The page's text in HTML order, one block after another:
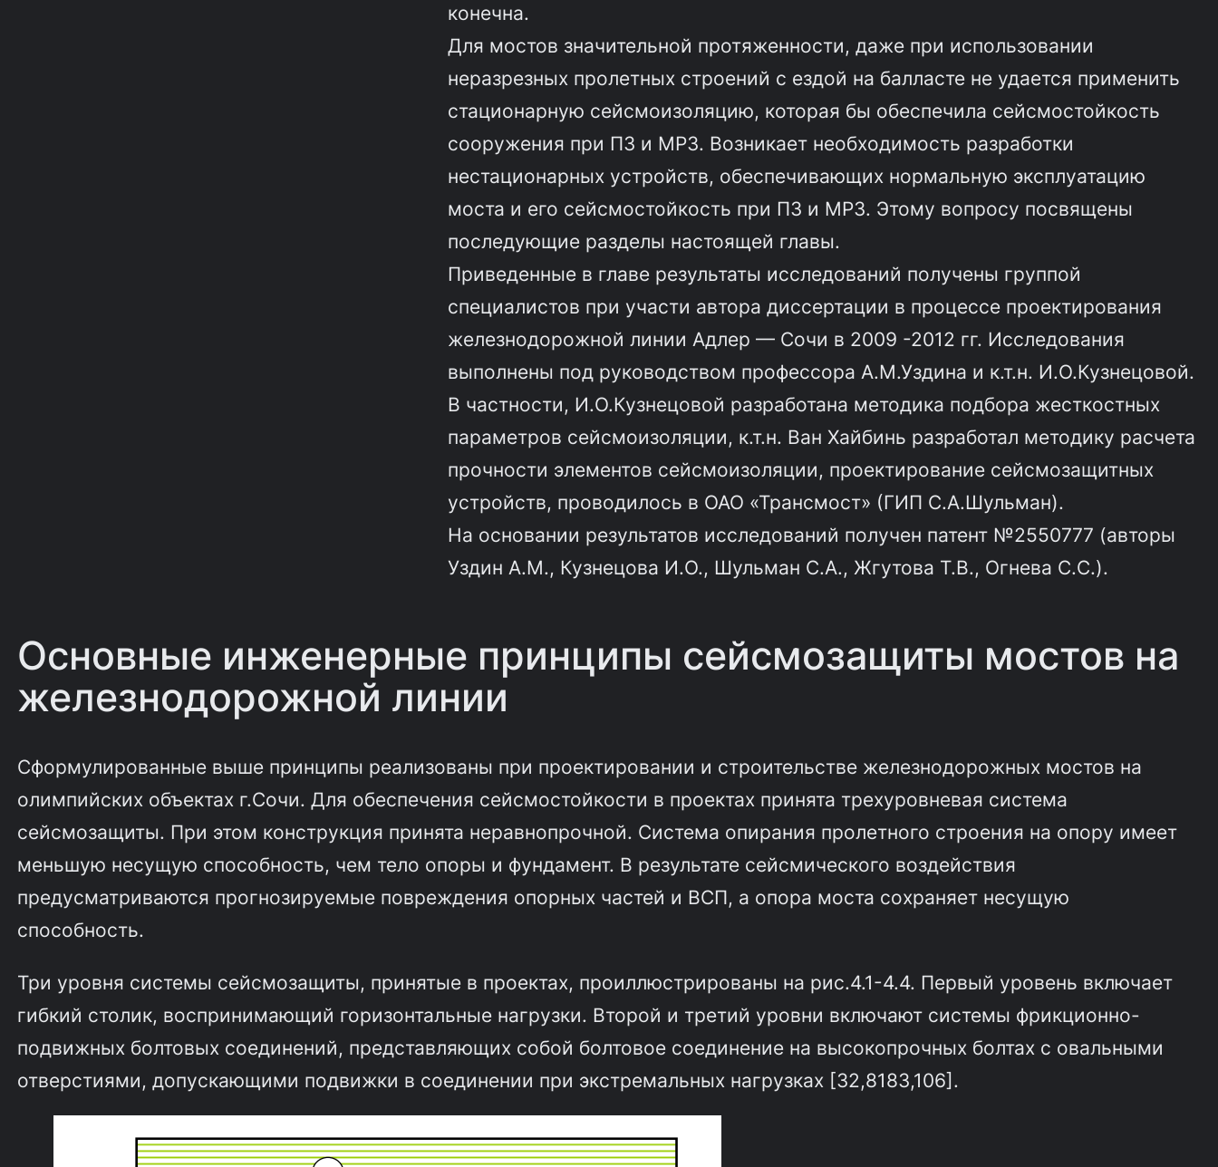
конечна.
Для мостов значительной протяженности, даже при использовании
неразрезных пролетных строений с ездой на балласте не удается применить
стационарную сейсмоизоляцию, которая бы обеспечила сейсмостойкость
сооружения при ПЗ и МРЗ. Возникает необходимость разработки
нестационарных устройств, обеспечивающих нормальную эксплуатацию
моста и его сейсмостойкость при ПЗ и МРЗ. Этому вопросу посвящены
последующие разделы настоящей главы.
Приведенные в главе результаты исследований получены группой
специалистов при участи автора диссертации в процессе проектирования
железнодорожной линии Адлер — Сочи в 2009 -2012 гг. Исследования
выполнены под руководством профессора А.М.Уздина и к.т.н. И.О.Кузнецовой.
В частности, И.О.Кузнецовой разработана методика подбора жесткостных
параметров сейсмоизоляции, к.т.н. Ван Хайбинь разработал методику расчета
прочности элементов сейсмоизоляции, проектирование сейсмозащитных
устройств, проводилось в ОАО «Трансмост» (ГИП С.А.Шульман).
На основании результатов исследований получен патент №2550777 (авторы
Уздин А.М., Кузнецова И.О., Шульман С.А., Жгутова Т.В., Огнева С.С.).
Основные инженерные принципы сейсмозащиты мостов на
железнодорожной линии
Сформулированные выше принципы реализованы при проектировании и строительстве железнодорожных мостов на
олимпийских объектах г.Сочи. Для обеспечения сейсмостойкости в проектах принята трехуровневая система
сейсмозащиты. При этом конструкция принята неравнопрочной. Система опирания пролетного строения на опору имеет
меньшую несущую способность, чем тело опоры и фундамент. В результате сейсмического воздействия
предусматриваются прогнозируемые повреждения опорных частей и ВСП, а опора моста сохраняет несущую
способность.
Три уровня системы сейсмозащиты, принятые в проектах, проиллюстрированы на рис.4.1-4.4. Первый уровень включает
гибкий столик, воспринимающий горизонтальные нагрузки. Второй и третий уровни включают системы фрикционно-
подвижных болтовых соединений, представляющих собой болтовое соединение на высокопрочных болтах с овальными
отверстиями, допускающими подвижки в соединении при экстремальных нагрузках [32,81­83,106].